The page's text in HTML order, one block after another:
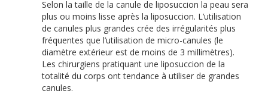
Selon la taille de la canule de liposuccion la peau sera
plus ou moins lisse après la liposuccion. L’utilisation
de canules plus grandes crée des irrégularités plus
fréquentes que l’utilisation de micro-canules (le
diamètre extérieur est de moins de 3 millimètres).
Les chirurgiens pratiquant une liposuccion de la
totalité du corps ont tendance à utiliser de grandes
canules.